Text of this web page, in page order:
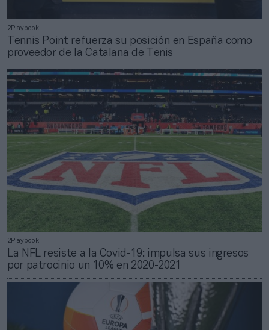
2Playbook
Tennis Point refuerza su posición en España como
proveedor de la Catalana de Tenis
2Playbook
La NFL resiste a la Covid-19: impulsa sus ingresos
por patrocinio un 10% en 2020-2021